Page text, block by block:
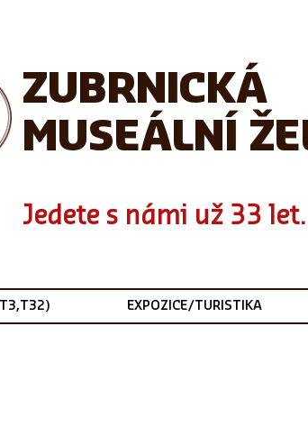
ZUBRNICKÁ
MUSEÁLNÍ
Jedete s námi už 33 let.
EXPOZICE/TURISTIKA